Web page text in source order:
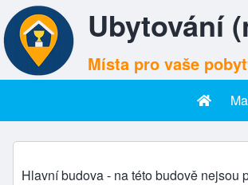
Ubytování
Místa pro vaše
Hlavní menu
Herlíkovice –
Hlavní budova - na této budově